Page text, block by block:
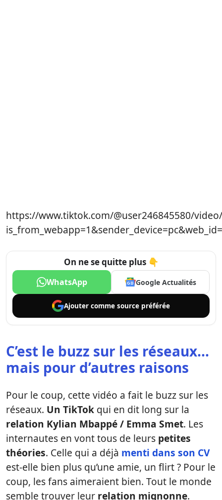
https://www.tiktok.com/@user246845580/
On ne se quitte plus 👇
WhatsApp Google Actualités
Ajouter comme source préférée
C’est le buzz sur les réseaux…
mais pour d’autres raisons
Pour le coup, cette vidéo a fait le buzz sur les
réseaux. Un TikTok qui en dit long sur la
relation Kylian Mbappé / Emma Smet. Les
internautes en vont tous de leurs petites
théories. Celle qui a déjà menti dans son CV
est-elle bien plus qu’une amie, un flirt ? Pour le
coup, les fans aimeraient bien. Tout le monde
semble trouver leur relation mignonne.